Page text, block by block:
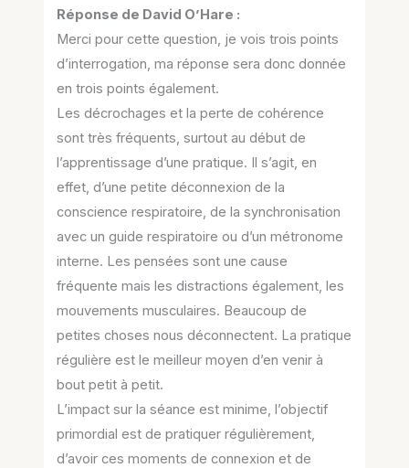
Réponse de David O’Hare :
Merci pour cette question, je vois trois points
d’interrogation, ma réponse sera donc donnée
en trois points également.
Les décrochages et la perte de cohérence
sont très fréquents, surtout au début de
l’apprentissage d’une pratique. Il s’agit, en
effet, d’une petite déconnexion de la
conscience respiratoire, de la synchronisation
avec un guide respiratoire ou d’un métronome
interne. Les pensées sont une cause
fréquente mais les distractions également, les
mouvements musculaires. Beaucoup de
petites choses nous déconnectent. La pratique
régulière est le meilleur moyen d’en venir à
bout petit à petit.
L’impact sur la séance est minime, l’objectif
primordial est de pratiquer régulièrement,
d’avoir ces moments de connexion et de